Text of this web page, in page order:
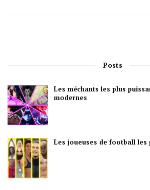
Posts
Les méchants les plus
modernes
Les joueuses de football les